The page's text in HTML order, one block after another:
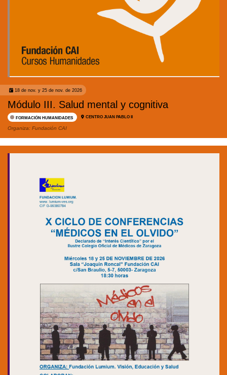
18 de nov. y 25 de nov. de 2026
Módulo III. Salud mental y cognitiva
FORMACIÓN HUMANIDADES CENTRO JUAN PABLO II
Organiza: Fundación CAI